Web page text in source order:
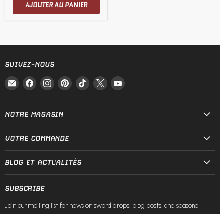
AJOUTER AU PANIER
SUIVEZ-NOUS
Email
Fire
and
Steel
Trouvez-
nous
sur
Facebook
Trouvez-
nous
sur
Instagram
Trouvez-
nous
sur
Trouvez-
nous
sur
Trouvez-
nous
sur
Trouvez-
sur
NOTRE MAGASIN
VOTRE COMMANDE
BLOG ET ACTUALITÉS
SUBSCRIBE
Join our mailing list for news on sword drops, blog posts, and seasonal